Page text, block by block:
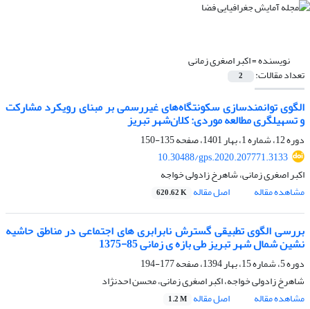
نویسنده =اکبر اصغری زمانی
تعداد مقالات: 2
الگوی توانمندسازی سکونتگاه‌های غیررسمی بر مبنای رویکرد مشارکت
و تسهیلگری مطالعه موردی: کلان‌شهر تبریز
دوره 12، شماره 1، بهار 1401، صفحه
135-150
10.30488/gps.2020.207771.3133
اکبر اصغری زمانی، شاهرخ زادولی خواجه
مشاهده مقاله
اصل مقاله 620.62 K
بررسی الگوی تطبیقی گسترش نابرابری های اجتماعی در مناطق حاشیه
نشین شمال شهر تبریز طی بازه ی زمانی 85-1375
دوره 5، شماره 15، بهار 1394، صفحه
177-194
شاهرخ زادولی خواجه، اکبر اصغری زمانی، محسن احدنژاد
مشاهده مقاله
اصل مقاله 1.2 M